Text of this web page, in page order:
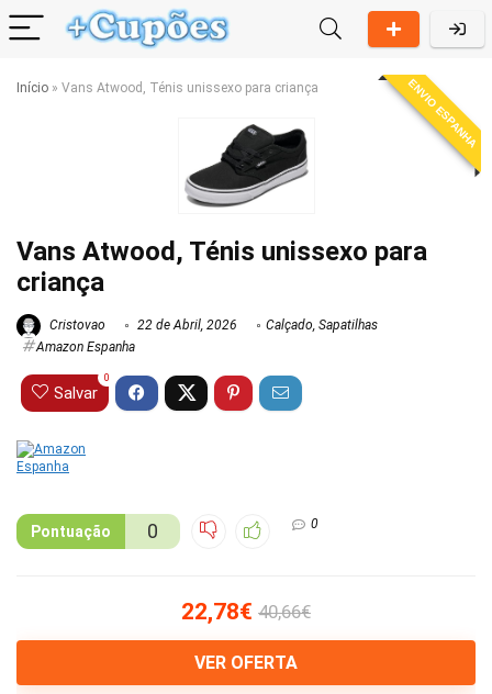
Início » Vans Atwood, Ténis unissexo para criança ENVIO ESPANHA
Vans Atwood, Ténis unissexo para
criança
Cristovao 22 de Abril, 2026 Calçado, Sapatilhas
Amazon Espanha
Salvar
0
Pontuação 0 0
22,78€ 40,66€
VER OFERTA